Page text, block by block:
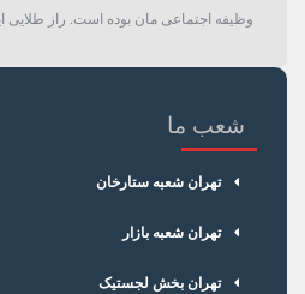
وظیفه اجتماعی مان بوده است. راز طلایی
شعب ما
تهران شعبه ستارخان
تهران شعبه بازار
تهران بخش لجستیک